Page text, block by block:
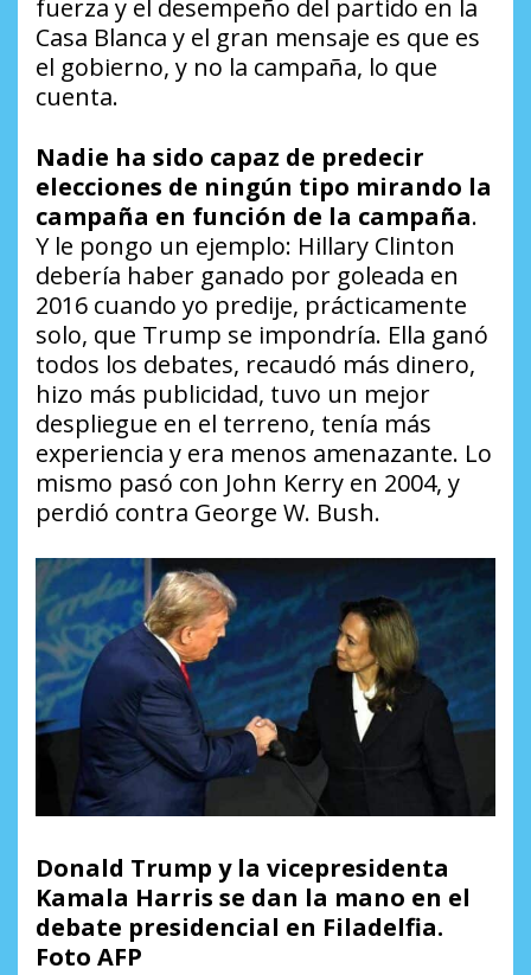
fuerza y el desempeño del partido en la
Casa Blanca y el gran mensaje es que es
el gobierno, y no la campaña, lo que
cuenta.
Nadie ha sido capaz de predecir
elecciones de ningún tipo mirando la
campaña en función de la campaña.
Y le pongo un ejemplo: Hillary Clinton
debería haber ganado por goleada en
2016 cuando yo predije, prácticamente
solo, que Trump se impondría. Ella ganó
todos los debates, recaudó más dinero,
hizo más publicidad, tuvo un mejor
despliegue en el terreno, tenía más
experiencia y era menos amenazante. Lo
mismo pasó con John Kerry en 2004, y
perdió contra George W. Bush.
Donald Trump y la vicepresidenta
Kamala Harris se dan la mano en el
debate presidencial en Filadelfia.
Foto AFP